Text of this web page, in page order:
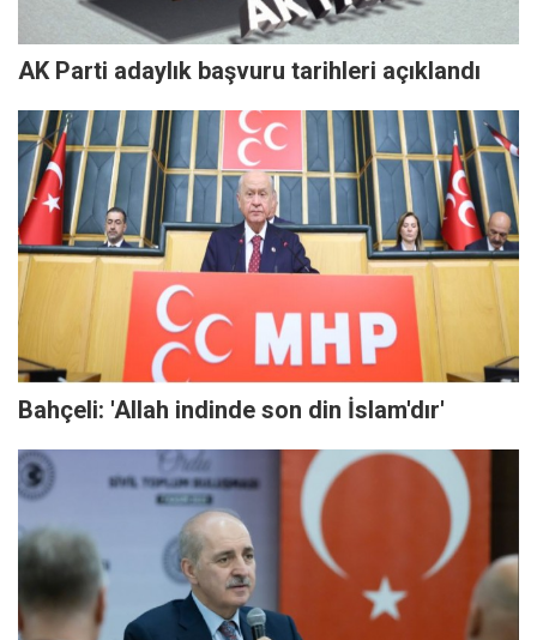
AK Parti adaylık başvuru tarihleri açıklandı
Bahçeli: 'Allah indinde son din İslam'dır'